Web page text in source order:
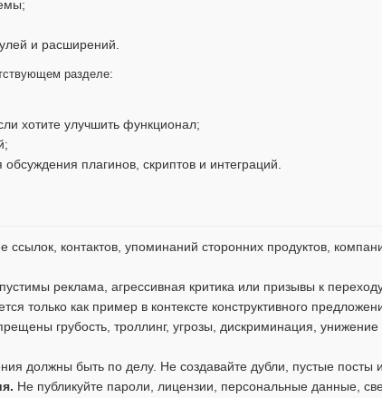
и расширений.
разделе:
хотите улучшить функционал;
плагинов, скриптов и интеграций.
контактов, упоминаний сторонних продуктов,
реклама, агрессивная критика или призывы к
только как пример в контексте конструктивного
грубость, троллинг, угрозы, дискриминация, унижение
должны быть по делу. Не создавайте дубли, пустые посты
Не публикуйте пароли, лицензии, персональные данные,